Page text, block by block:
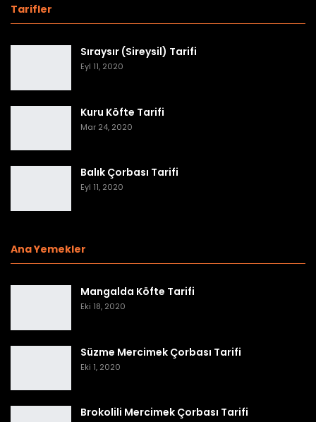
Tarifler
Sıraysır (Sireysil) Tarifi
Eyl 11, 2020
Kuru Köfte Tarifi
Mar 24, 2020
Balık Çorbası Tarifi
Eyl 11, 2020
Ana Yemekler
Mangalda Köfte Tarifi
Eki 18, 2020
Süzme Mercimek Çorbası Tarifi
Eki 1, 2020
Brokolili Mercimek Çorbası Tarifi